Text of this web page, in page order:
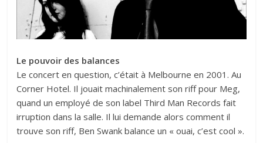
Le pouvoir des balances
Le concert en question, c’était à Melbourne en 2001. Au
Corner Hotel. Il jouait machinalement son riff pour Meg,
quand un employé de son label Third Man Records fait
irruption dans la salle. Il lui demande alors comment il
trouve son riff, Ben Swank balance un « ouai, c’est cool ».